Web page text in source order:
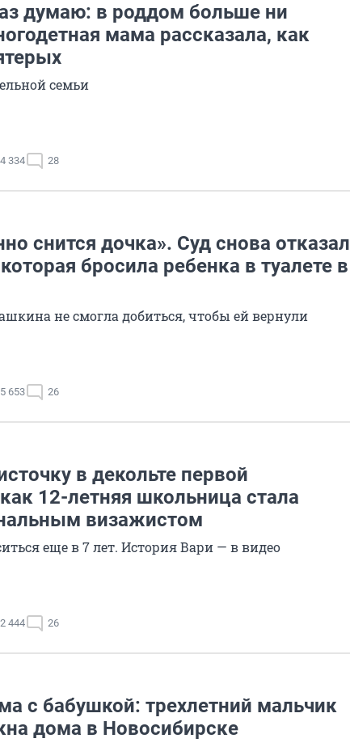
думаю: в роддом больше ни
мама рассказала, как
семьи
4 334 28
снится дочка». Суд снова отказал
бросила ребенка в туалете в
не смогла добиться, чтобы ей вернули
5 653 26
в декольте первой
12-летняя школьница стала
визажистом
еще в 7 лет. История Вари — в видео
2 444 26
с бабушкой: трехлетний мальчик
дома в Новосибирске